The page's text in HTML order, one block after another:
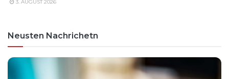
3. AUGUST 2026
Neusten Nachrichetn